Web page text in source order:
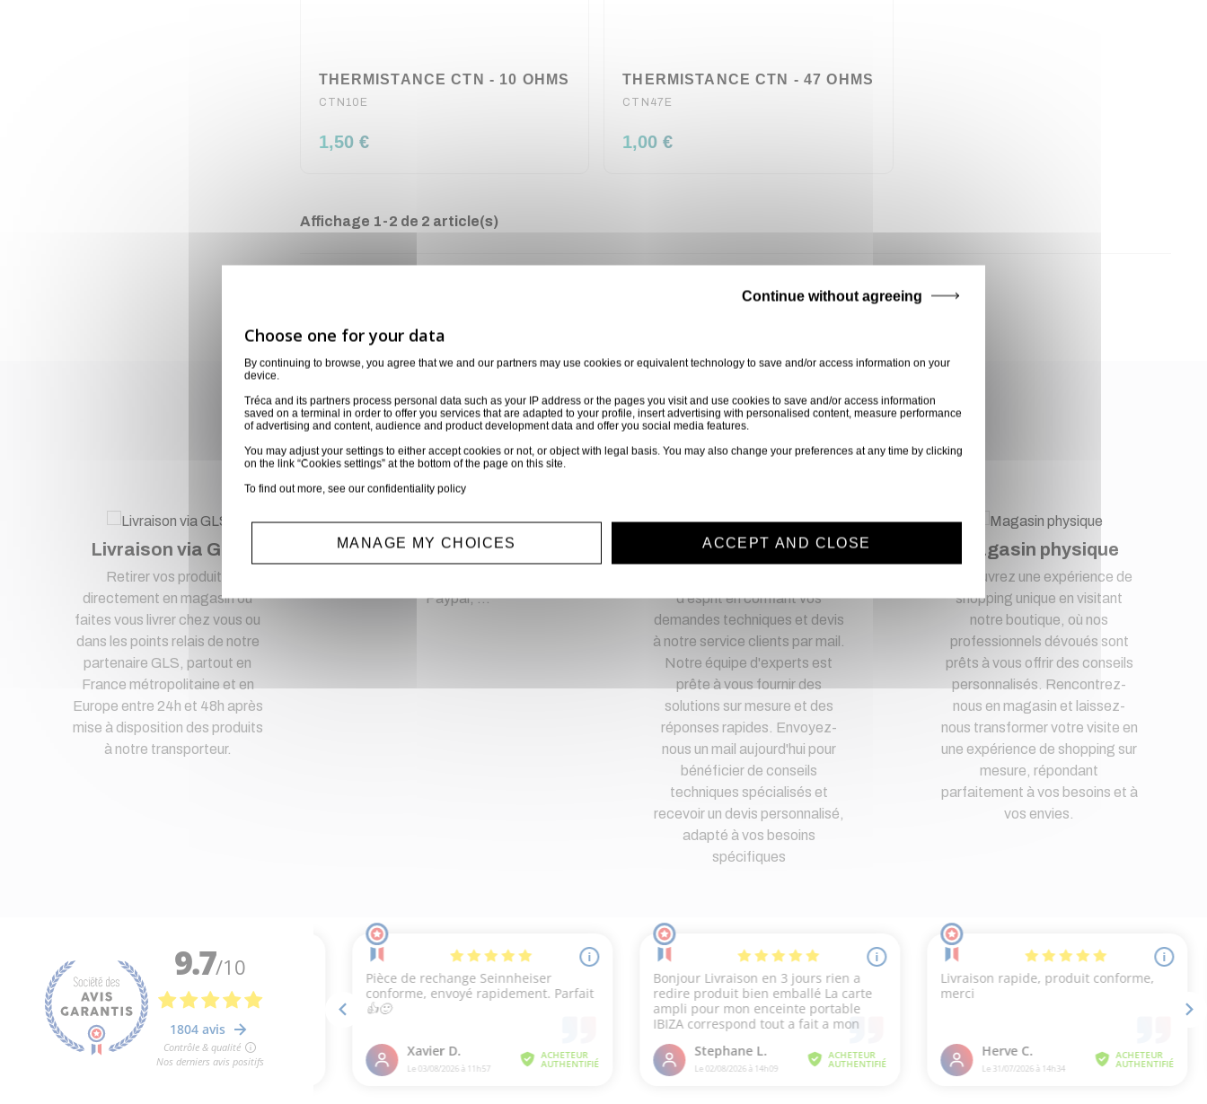
THERMISTANCE CTN - 10 OHMS
CTN10E
1,50 €
THERMISTANCE CTN - 47 OHMS
CTN47E
1,00 €
Affichage 1-2 de 2 article(s)
Achetez en toute confiance
Notre équipe est à votre service depuis 20 ans.
Livraison via GLS
Retirer vos produits
directement en magasin ou
faites vous livrer chez vous ou
dans les points relais de notre
partenaire GLS, partout en
France métropolitaine et en
Europe entre 24h et 48h après
mise à disposition des produits
à notre transporteur.
Paiement sécurisé
Paypal, ...
Service client
d'esprit en confiant vos
demandes techniques et devis
à notre service clients par mail.
Notre équipe d'experts est
prête à vous fournir des
solutions sur mesure et des
réponses rapides. Envoyez-
nous un mail aujourd'hui pour
bénéficier de conseils
techniques spécialisés et
recevoir un devis personnalisé,
adapté à vos besoins
spécifiques
Magasin physique
Découvrez une expérience de
shopping unique en visitant
notre boutique, où nos
professionnels dévoués sont
prêts à vous offrir des conseils
personnalisés. Rencontrez-
nous en magasin et laissez-
nous transformer votre visite en
une expérience de shopping sur
mesure, répondant
parfaitement à vos besoins et à
vos envies.
By continuing to browse, you agree that we and our partners may use cookies or equivalent technology to save and/or access information on your
device.
Tréca and its partners process personal data such as your IP address or the pages you visit and use cookies to save and/or access information
saved on a terminal in order to offer you services that are adapted to your profile, insert advertising with personalised content, measure performance
of advertising and content, audience and product development data and offer you social media features.
You may adjust your settings to either accept cookies or not, or object with legal basis. You may also change your preferences at any time by clicking
on the link “Cookies settings” at the bottom of the page on this site.
To find out more, see our confidentiality policy
Continue without agreeing
MANAGE MY CHOICES ACCEPT AND CLOSE